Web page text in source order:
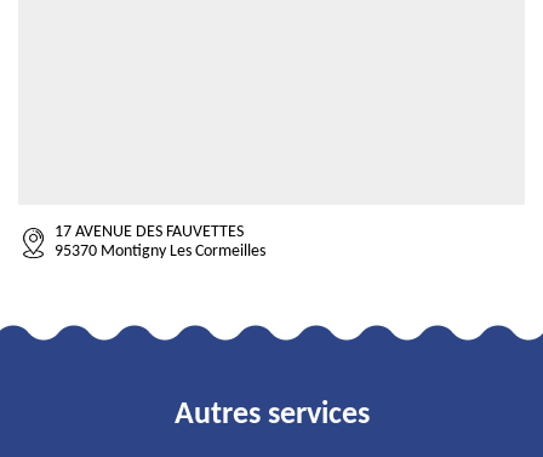
17 AVENUE DES FAUVETTES
95370 Montigny Les Cormeilles
Autres services